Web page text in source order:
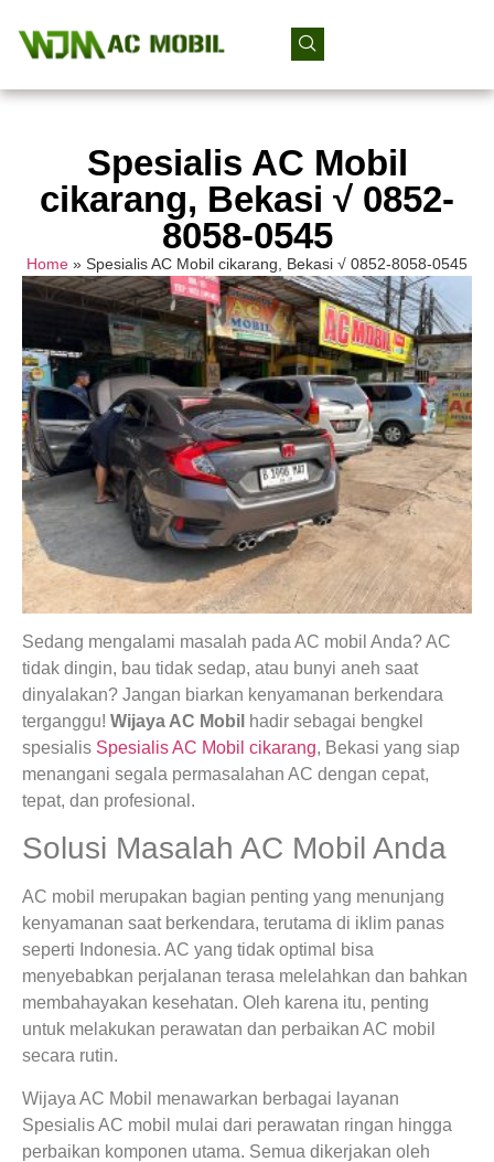
Spesialis AC Mobil
cikarang, Bekasi √ 0852-
8058-0545
Home » Spesialis AC Mobil cikarang, Bekasi √ 0852-8058-0545
Sedang mengalami masalah pada AC mobil Anda? AC
tidak dingin, bau tidak sedap, atau bunyi aneh saat
dinyalakan? Jangan biarkan kenyamanan berkendara
terganggu! Wijaya AC Mobil hadir sebagai bengkel
spesialis Spesialis AC Mobil cikarang, Bekasi yang siap
menangani segala permasalahan AC dengan cepat,
tepat, dan profesional.
Solusi Masalah AC Mobil Anda
AC mobil merupakan bagian penting yang menunjang
kenyamanan saat berkendara, terutama di iklim panas
seperti Indonesia. AC yang tidak optimal bisa
menyebabkan perjalanan terasa melelahkan dan bahkan
membahayakan kesehatan. Oleh karena itu, penting
untuk melakukan perawatan dan perbaikan AC mobil
secara rutin.
Wijaya AC Mobil menawarkan berbagai layanan
Spesialis AC mobil mulai dari perawatan ringan hingga
perbaikan komponen utama. Semua dikerjakan oleh